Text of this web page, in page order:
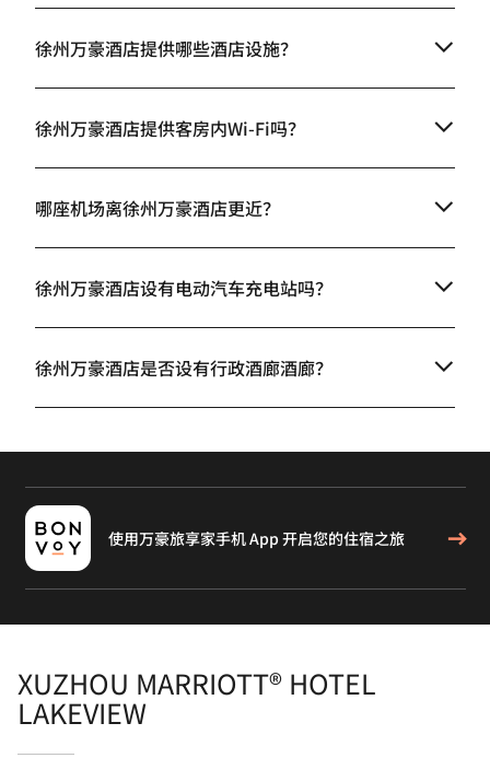
徐州万豪酒店提供哪些酒店设施？
徐州万豪酒店提供客房内Wi-Fi吗？
哪座机场离徐州万豪酒店更近？
徐州万豪酒店设有电动汽车充电站吗？
徐州万豪酒店是否设有行政酒廊酒廊？
使用万豪旅享家手机 App 开启您的住宿之旅
XUZHOU MARRIOTT® HOTEL
LAKEVIEW